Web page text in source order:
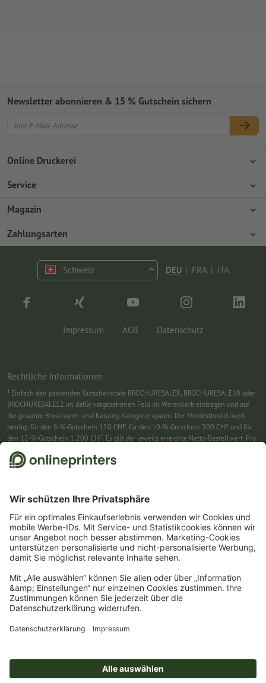
Online Druckerei
Über Onlineprinters
Presse
Umweltschutz
Service
Zahlungsarten
Versand
op.premium
Magazin
Design
Druck & Insights
Tutorials
Zahlungsarten
Newsletter abonnieren & 15 % Gutschein sichern
Schweiz DEU | FRA | ITA
Impressum AGB Datenschutz
Rechtliche Informationen
1 Einfach den passenden Gutscheincode BROCHURESALE8, BROCHURESALE10 oder
BROCHURESALE12 im dafür vorgesehenen Feld im Warenkorb eintragen und auf
die gesamte Broschüren- und Katalog-Kategorie sparen. Der Mindestbestellwert
beträgt für den 8-%-Gutschein 150 CHF, für den 10-%-Gutschein 500 CHF und für
den 12-%-Gutschein 1.200 CHF. Es gilt der jeweils erreichte Netto-Bestellwert. Pro
Bestellung ist nur ein Gutscheincode einlösbar. Mehrfach einlösbar. Keine
Barauszahlung. Nicht mit weiteren Aktionen kombinierbar. Die Aktion gilt bis
Warenkorb eintragen und auf ausgewählte Produkte sparen. Kein
Mindestbestellwert. Mehrfach einlösbar. Keine Barauszahlung. Nicht mit weiteren
Aktionen kombinierbar. Die Aktion gilt bis einschliesslich 31.08.2026.
3 Einfach den Gutscheincode STICKYNOTES26-20 im dafür vorgesehenen Feld im
Warenkorb eintragen und auf ausgewählte Produkte sparen. Kein
Aktionen kombinierbar. Die Aktion gilt bis einschliesslich 31.08.2026.
4Sie erhalten zunächst eine E-Mail, in der Sie die Anmeldung zum Newsletter durch
einen Klick bestätigen. Erst dann senden wir Ihnen den Rabattcode und künftig
Maximale Höhe des Rabatts: 150 CHF des Bestellwerts (netto). Einmalig einlösbar.